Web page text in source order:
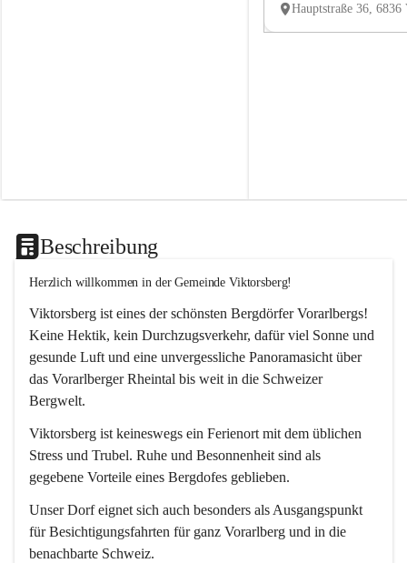
Beschreibung
Herzlich willkommen in der Gemeinde Viktorsberg!
Viktorsberg ist eines der schönsten Bergdörfer Vorarlbergs!
Keine Hektik, kein Durchzugsverkehr, dafür viel Sonne und
gesunde Luft und eine unvergessliche Panoramasicht über
das Vorarlberger Rheintal bis weit in die Schweizer
Bergwelt.
Viktorsberg ist keineswegs ein Ferienort mit dem üblichen
Stress und Trubel. Ruhe und Besonnenheit sind als
gegebene Vorteile eines Bergdofes geblieben.
Unser Dorf eignet sich auch besonders als Ausgangspunkt
für Besichtigungsfahrten für ganz Vorarlberg und in die
benachbarte Schweiz.